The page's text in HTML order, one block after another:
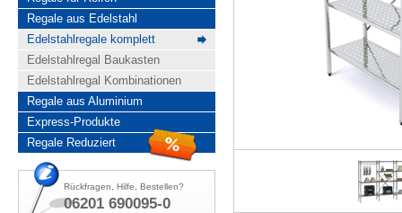
Regale aus Edelstahl
Edelstahlregale komplett
Edelstahlregal Baukasten
Edelstahlregal Kombinationen
Regale aus Aluminium
Express-Produkte
Regale Reduziert
Rückfragen, Hilfe, Bestellen?
06201 690095-0